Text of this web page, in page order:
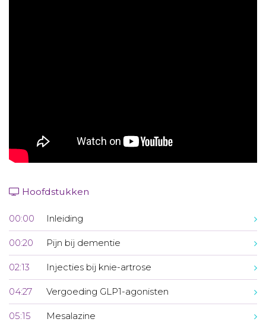
Hoofdstukken
00:00 Inleiding
00:20 Pijn bij dementie
02:13 Injecties bij knie-artrose
04:27 Vergoeding GLP1-agonisten
05:15 Mesalazine